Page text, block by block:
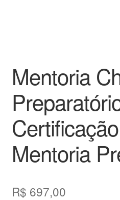
Mentoria
Mentoria
R$ 697,00